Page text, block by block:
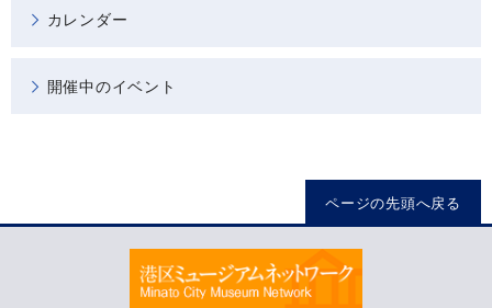
カレンダー
開催中のイベント
ページの先頭へ戻る